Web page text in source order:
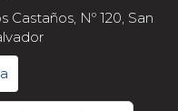
Castaños, Nº 120, San